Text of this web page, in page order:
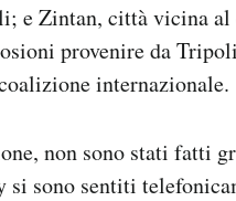
e Zintan, città vicina al
provenire da
internazionale.
non sono stati fatti
sono sentiti